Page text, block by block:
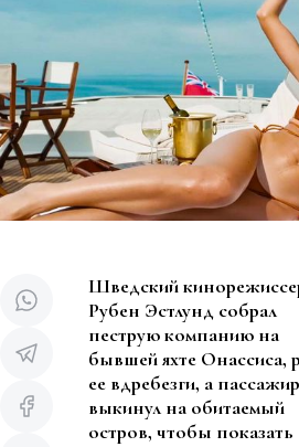
Шведский
Рубен Эстлунд собрал
пеструю компанию на
бывшей яхте Онассиса,
ее вдребезги, а
выкинул на обитаемый
остров, чтобы показать